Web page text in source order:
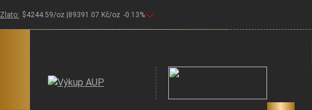
Zlato: $4244.59/oz |89391.07 Kč/oz -0.13%